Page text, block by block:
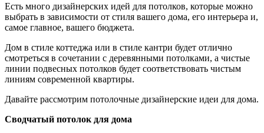
Есть много дизайнерских идей для потолков, которые можно
выбрать в зависимости от стиля вашего дома, его интерьера и,
самое главное, вашего бюджета.
Дом в стиле коттеджа или в стиле кантри будет отлично
смотреться в сочетании с деревянными потолками, а чистые
линии подвесных потолков будет соответствовать чистым
линиям современной квартиры.
Давайте рассмотрим потолочные дизайнерские идеи для дома.
Сводчатый потолок для дома